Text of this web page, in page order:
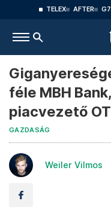
TELEX AFTER G7
féle MBH
piacvezető
GAZDASÁG
Weiler Vilmos